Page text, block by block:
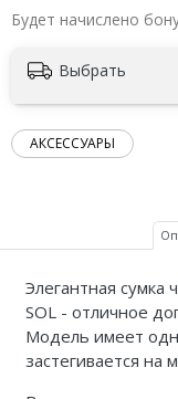
Будет начислено
Выбрать
АКСЕССУАРЫ
Элегантная сумка
SOL - отличное
Модель имеет
застегивается на